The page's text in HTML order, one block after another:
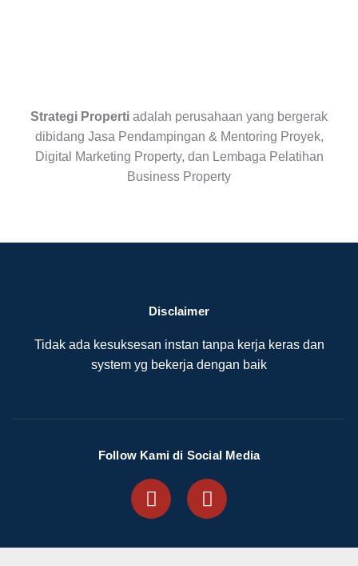
Strategi Properti adalah perusahaan yang bergerak
dibidang Jasa Pendampingan & Mentoring Proyek,
Digital Marketing Property, dan Lembaga Pelatihan
Business Property
Disclaimer
Tidak ada kesuksesan instan tanpa kerja keras dan
system yg bekerja dengan baik
Follow Kami di Social Media